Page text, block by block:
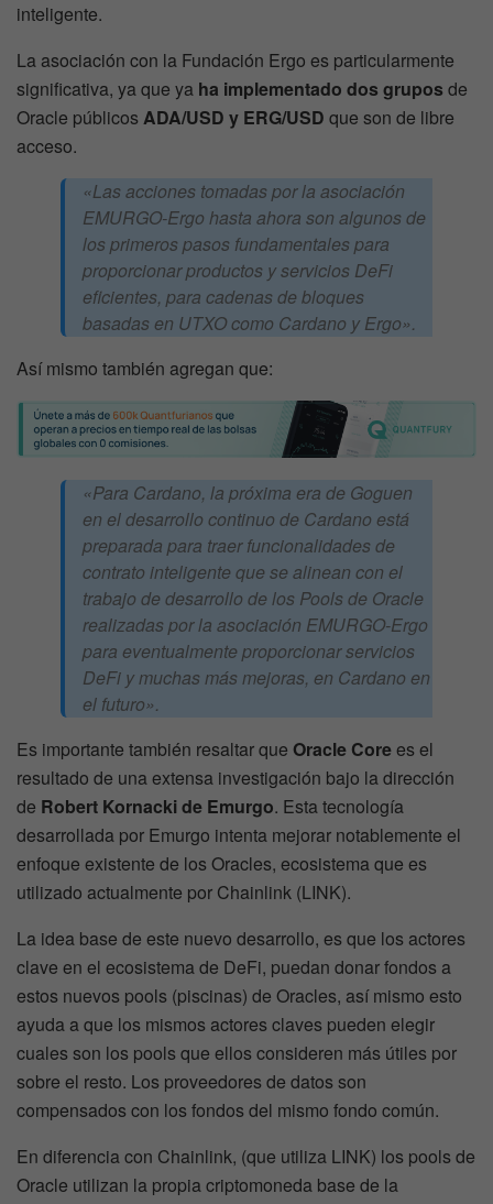
inteligente.
La asociación con la Fundación Ergo es particularmente
significativa, ya que ya ha implementado dos grupos de
Oracle públicosADA/USD y ERG/USD que son de libre
acceso.
«Las acciones tomadas por la asociación
EMURGO-Ergo hasta ahora son algunos de
los primeros pasos fundamentales para
proporcionar productos y servicios DeFi
eficientes, para cadenas de bloques
basadas en UTXO como Cardano y Ergo».
Así mismo también agregan que:
«Para Cardano, la próxima era de Goguen
en el desarrollo continuo de Cardano está
preparada para traer funcionalidades de
contrato inteligente que se alinean con el
trabajo de desarrollo de los Pools de Oracle
realizadas por la asociación EMURGO-Ergo
para eventualmente proporcionar servicios
DeFi y muchas más mejoras, en Cardano en
el futuro».
Es importante también resaltar que Oracle Corees el
resultado de una extensa investigación bajo la dirección
de Robert Kornacki de Emurgo. Esta tecnología
desarrollada por Emurgo intenta mejorar notablemente el
enfoque existente de los Oracles, ecosistema que es
utilizado actualmente por Chainlink (LINK).
La idea base de este nuevo desarrollo, es que los actores
clave en el ecosistema de DeFi, puedan donar fondos a
estos nuevos pools (piscinas) de Oracles, así mismo esto
ayuda a que los mismos actores claves pueden elegir
cuales son los pools que ellos consideren más útiles por
sobre el resto. Los proveedores de datos son
compensados con los fondos del mismo fondo común.
En diferencia con Chainlink, (que utiliza LINK) los pools de
Oracle utilizan la propia criptomoneda base de la